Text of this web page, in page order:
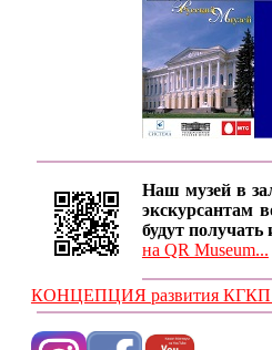
Наш музей в
экскурсантам
будут
на QR Museum...
КОНЦЕПЦИЯ развития КГКП